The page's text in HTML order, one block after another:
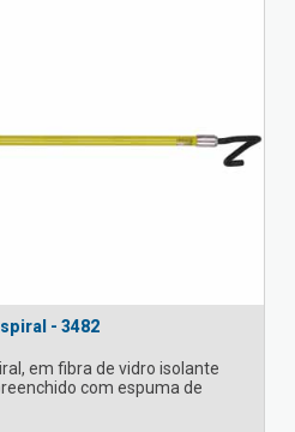
- 3482
em fibra de vidro isolante
com espuma de